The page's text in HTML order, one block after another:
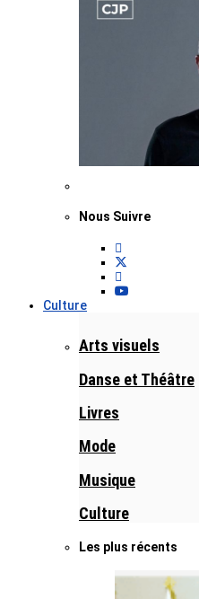
Nous Suivre
Culture
Arts visuels
Danse et Théâtre
Livres
Mode
Musique
Culture
Les plus récents